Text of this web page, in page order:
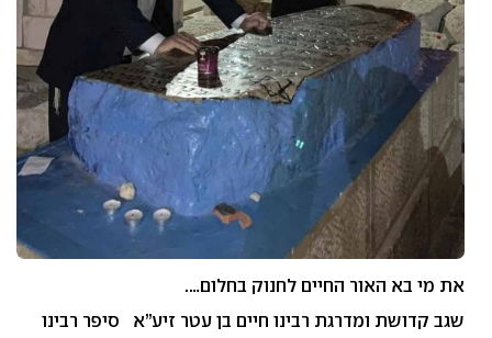
את מי בא האור החיים לחנוק בחלום….
שגב קדושת ומדרגת רבינו חיים בן עטר זיע”א סיפר רבינו